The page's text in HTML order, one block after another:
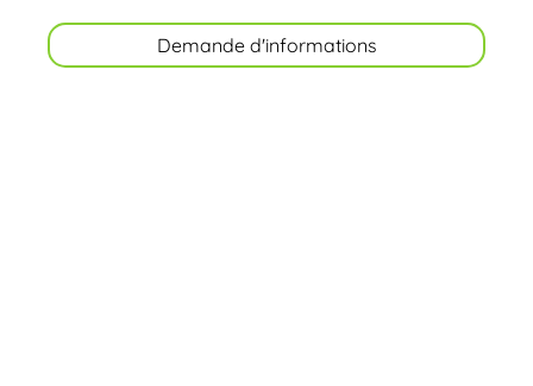
Demande d'informations